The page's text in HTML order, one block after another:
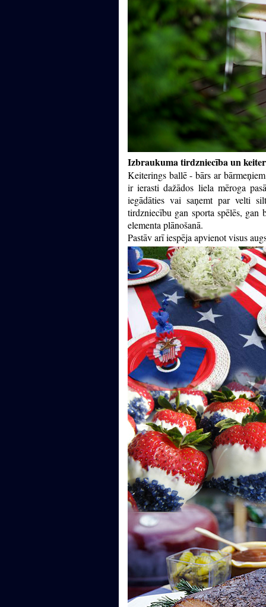
Izbraukuma tirdzniecība un
Keiterings ballē - bārs ar
ir ierasti dažādos liela mēroga
iegādāties vai saņemt par velti
tirdzniecību gan sporta spēlēs, gan
elementa plānošanā.
Pastāv arī iespēja apvienot visus